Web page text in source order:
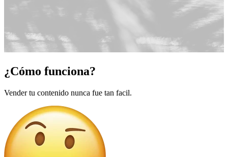
¿Cómo funciona?
Vender tu contenido nunca fue tan facil.